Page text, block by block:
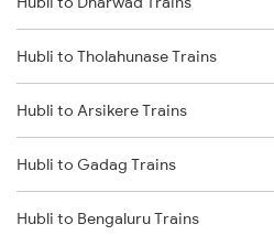
Hosapete to Londa Trains
Hosapete to Dharwad Trains
Hosapete to Castlerock Trains
Hosapete to Goa Trains
Hosapete to Tirupati Trains
Hubli to Tholahunase Trains
Hubli to Arsikere Trains
Hubli to Gadag Trains
Hubli to Bengaluru Trains